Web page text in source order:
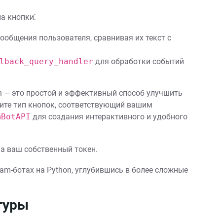
кнопки⁚
пользователя, сравнивая их текст с
для обработки событий
— это простой и эффективный способ улучшить
тип кнопок, соответствующий вашим
для создания интерактивного и удобного
ваш собственный токен.
ботах на Python, углубившись в более сложные